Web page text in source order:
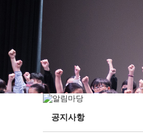
공지사항